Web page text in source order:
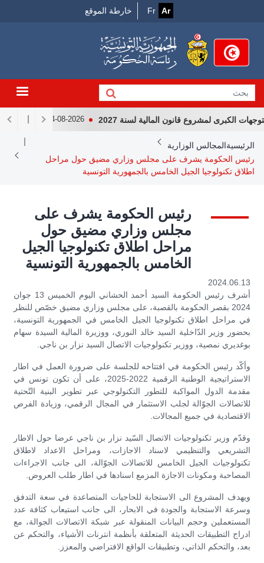
الرئيسي
Fr Ar
Menu
خارطة الموقع
الكبرى لمشروع قانون المالية لسنة 2027 04-08-2026 لقاء رئيس
Breadcrumb
الرئيسيةالمجالس الوزارية
رئيس الحكومة يشرف على مجلس وزاري مضيق حول مراحل
اطلاق تكنولوجيا الجيل الخامس بالجمهورية التونسية
رئيس الحكومة يشرف على
مجلس وزاري مضيق حول
مراحل اطلاق تكنولوجيا الجيل
الخامس بالجمهورية التونسية
2024.06.13
أشرف رئيس الحكومة السيد أحمد الحشاني اليوم الخميس 13 جوان
2024 بقصر الحكومة بالقصبة، على مجلس وزاري مضيق خصّص للنظر
في مراحل اطلاق تكنولوجيا الجيل الخامس في الجمهورية التونسية،
بحضور وزير الدّاخلية السيد خالد النوري، ووزيرة المالية السيدة سهام
بوغديري نمصية، ووزير تكنولوجيات الاتصال السيد نزار بن ناجي.
وأكّد رئيس الحكومة في افتتاحه للجلسة على ضرورة العمل في اطار
الاستراتيجية الوطنية الرقمية 2022-2025، على أن تكون تونس في
مقدمة الدول المواكبة للتطور التكنولوجي عبر تطوير البنية التّحتية
للاتصالات الجوّالة لجلب الاستثمار في المجال الرقمي، وزيادة الفرص
الاقتصادية في جميع المجالات.
وقدّم وزير تكنولوجيات الاتصال السّيد نزار بن ناجي عرضا حول الاطار
التشريعي والتنظيمي لاسناد الاجازات، ومراحل الاعداد لاطلاق
تكنولوجيات الجيل الخامس للاتصالات الجوّالة، الى جانب الاجراءات
المصاحبة ومكونات الاجازة المزمع اسنادها في اطار طلب العروض.
ويهدف المشروع الى الاستجابة للحاجيات المتصاعدة في سعة التدفق
وسرعة الاستجابة والجودة في الابحار، الى جانب استيعاب كثافة عدد
المستعملين وحجم البيانات المنقولة عبر شبكة الاتصالات الجوالة، مع
ادراج التطبيقات الحديثة المتعلقة بأنظمة انترنات الأشياء، والتحكم عن
بعد، والتحكم الذاتي، وتطبيقات الواقع الافتراضي والمعزز.